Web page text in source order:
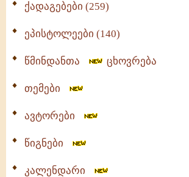
ქადაგებები (259)
ეპისტოლეები (140)
წმინდანთა ცხოვრება
თემები
ავტორები
წიგნები
კალენდარი